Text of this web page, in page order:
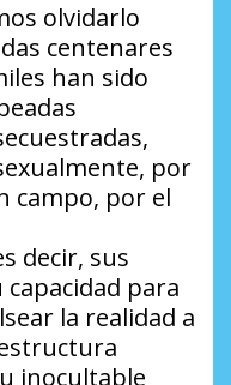
olvidarlo
centenares
han sido
por
campo, por el
decir, sus
para
la realidad a
inocultable